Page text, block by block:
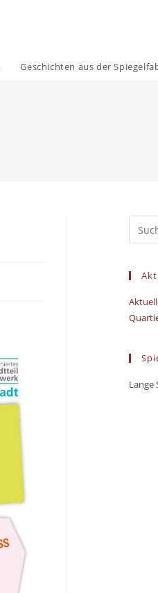
Geschichten aus der
Lange